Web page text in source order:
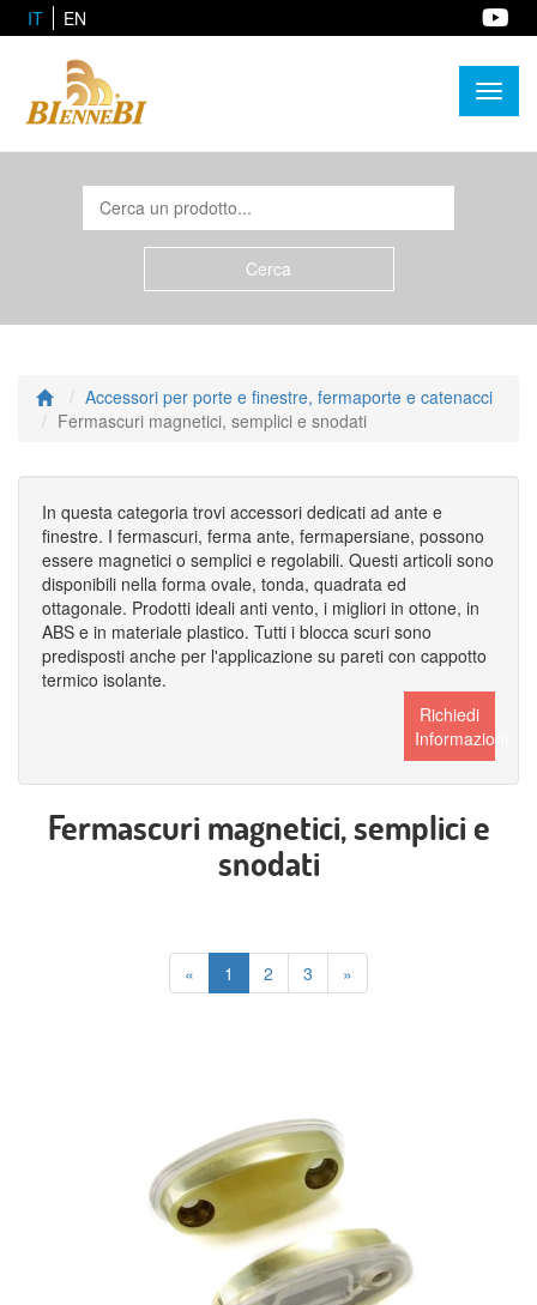
IT EN
Accessori per porte e finestre, fermaporte e catenacci
Fermascuri magnetici, semplici e snodati
In questa categoria trovi accessori dedicati ad ante e
finestre. I fermascuri, ferma ante, fermapersiane, possono
essere magnetici o semplici e regolabili. Questi articoli sono
disponibili nella forma ovale, tonda, quadrata ed
ottagonale. Prodotti ideali anti vento, i migliori in ottone, in
ABS e in materiale plastico. Tutti i blocca scuri sono
predisposti anche per l'applicazione su pareti con cappotto
termico isolante.
Richiedi
Informazioni
Fermascuri magnetici, semplici e
snodati
« 1 2 3 »